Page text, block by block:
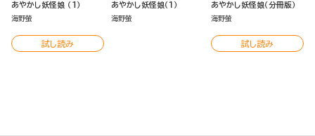
あやかし妖怪娘 （1）
海野螢
試し読み
あやかし妖怪娘（１）
海野螢
あやかし妖怪娘（分冊版）
海野螢
試し読み